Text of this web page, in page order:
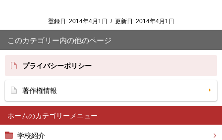
ホーム
学校紹介
登録日: 2014年4月1日 / 更新日: 2014年4月1日
このカテゴリー内の他のページ
プライバシーポリシー
著作権情報